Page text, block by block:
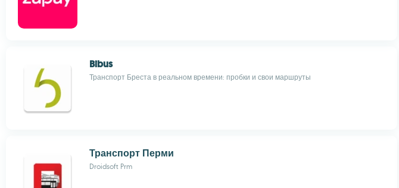
Bibus
Транспорт Бреста в реальном времени: пробки и свои маршруты
Транспорт Перми
Droidsoft Prm